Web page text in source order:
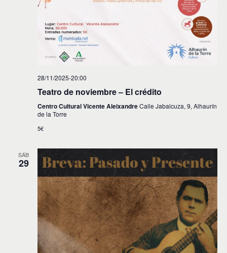
28/11/2025-20:00
Teatro de noviembre – El crédito
Centro Cultural Vicente AleixandreCalle Jabalcuza, 9, Alhaurín
de la Torre
5€
SÁB
29